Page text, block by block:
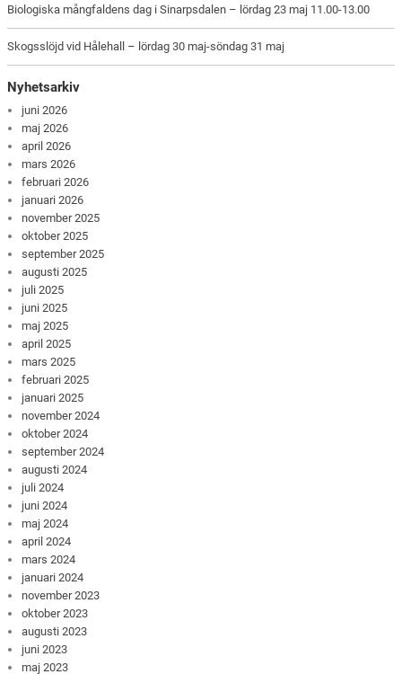
Biologiska mångfaldens dag i Sinarpsdalen – lördag 23 maj 11.00-13.00
Skogsslöjd vid Hålehall – lördag 30 maj-söndag 31 maj
Nyhetsarkiv
juni 2026
maj 2026
april 2026
mars 2026
februari 2026
januari 2026
november 2025
oktober 2025
september 2025
augusti 2025
juli 2025
juni 2025
maj 2025
april 2025
mars 2025
februari 2025
januari 2025
november 2024
oktober 2024
september 2024
augusti 2024
juli 2024
juni 2024
maj 2024
april 2024
mars 2024
januari 2024
november 2023
oktober 2023
augusti 2023
juni 2023
maj 2023